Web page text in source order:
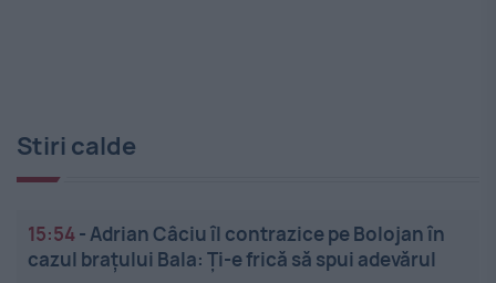
Stiri calde
15:54-Adrian Câciu îl contrazice pe Bolojan în
cazul brațului Bala: Ți-e frică să spui adevărul